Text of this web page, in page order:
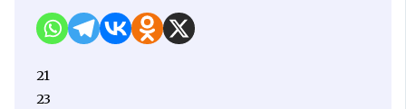
21
23